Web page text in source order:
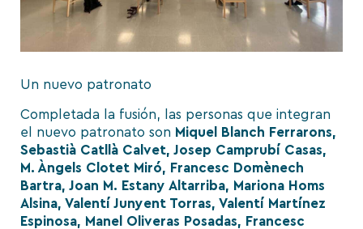
Un nuevo patronato
Completada la fusión, las personas que integran
el nuevo patronato son Miquel Blanch Ferrarons,
Sebastià Catllà Calvet, Josep Camprubí Casas,
M. Àngels Clotet Miró, Francesc Domènech
Bartra, Joan M. Estany Altarriba, Mariona Homs
Alsina, Valentí Junyent Torras, Valentí Martínez
Espinosa, Manel Oliveras Posadas, Francesc